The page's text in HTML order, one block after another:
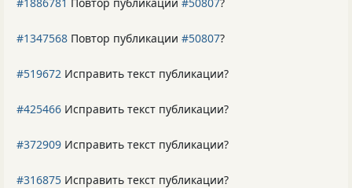
#1347568 Повтор публикации #50807?
#519672 Исправить текст публикации?
#425466 Исправить текст публикации?
#372909 Исправить текст публикации?
#316875 Исправить текст публикации?